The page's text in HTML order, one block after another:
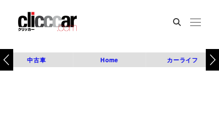
中古車 Home カーライフ